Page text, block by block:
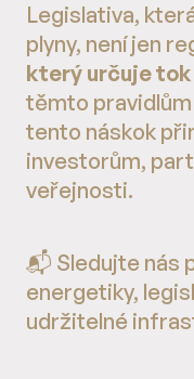
Legislativa,
plyny, není jen
který určuje
těmto pravidlům
tento náskok
investorům,
veřejnosti.
📬 Sledujte nás
energetiky,
udržitelné